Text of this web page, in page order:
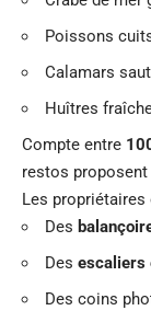
Poissons
Calamars
Huîtres
Compte entre
restos proposent
Les
Des
Des escaliers
Des coins